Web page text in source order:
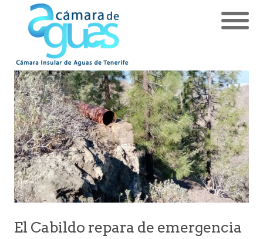
El Cabildo repara de emergencia